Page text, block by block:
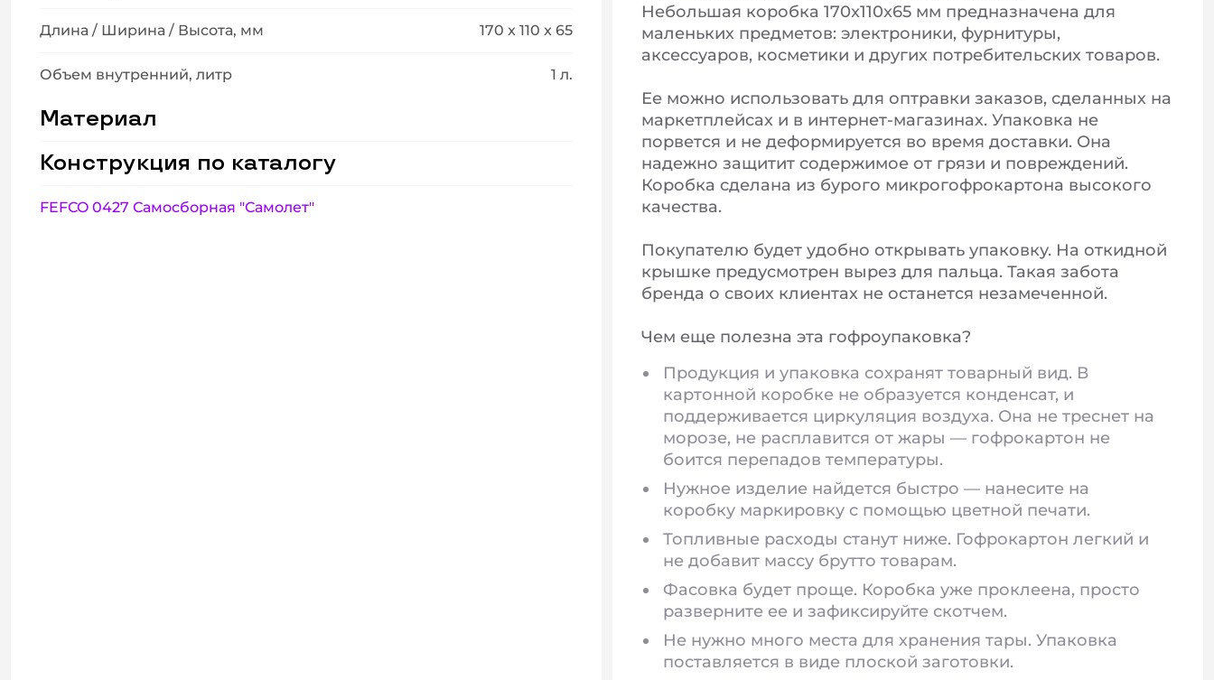
Длина / Ширина / Высота, мм 170 x 110 x 65
Объем внутренний, литр 1 л.
Материал
Конструкция по каталогу
FEFCO 0427 Самосборная "Самолет"
Небольшая коробка 170x110x65 мм предназначена для
маленьких предметов: электроники, фурнитуры,
аксессуаров, косметики и других потребительских товаров.
Ее можно использовать для оптравки заказов, сделанных на
маркетплейсах и в интернет-магазинах. Упаковка не
порвется и не деформируется во время доставки. Она
надежно защитит содержимое от грязи и повреждений.
Коробка сделана из бурого микрогофрокартона высокого
качества.
Покупателю будет удобно открывать упаковку. На откидной
крышке предусмотрен вырез для пальца. Такая забота
бренда о своих клиентах не останется незамеченной.
Чем еще полезна эта гофроупаковка?
Продукция и упаковка сохранят товарный вид. В
картонной коробке не образуется конденсат, и
поддерживается циркуляция воздуха. Она не треснет на
морозе, не расплавится от жары — гофрокартон не
боится перепадов температуры.
Нужное изделие найдется быстро — нанесите на
коробку маркировку с помощью цветной печати.
Топливные расходы станут ниже. Гофрокартон легкий и
не добавит массу брутто товарам.
Фасовка будет проще. Коробка уже проклеена, просто
разверните ее и зафиксируйте скотчем.
Не нужно много места для хранения тары. Упаковка
поставляется в виде плоской заготовки.